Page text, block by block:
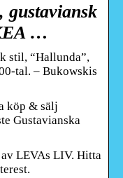
gustaviansk
…
stil, “Hallunda”,
tal. – Bukowskis
köp & sälj
Gustavianska
LEVAs LIV. Hitta